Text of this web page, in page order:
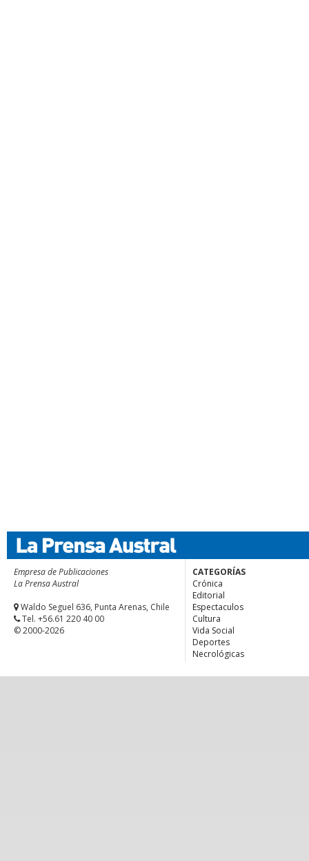
Empresa de Publicaciones
La Prensa Austral
Waldo Seguel 636, Punta Arenas, Chile
Tel. +56.61 220 40 00
© 2000-2026
CATEGORÍAS
Crónica
Editorial
Espectaculos
Cultura
Vida Social
Deportes
Necrológicas